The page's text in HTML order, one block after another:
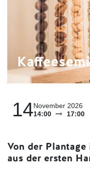
14November 2026
14:00
17:00
Von der Plantage
aus der ersten